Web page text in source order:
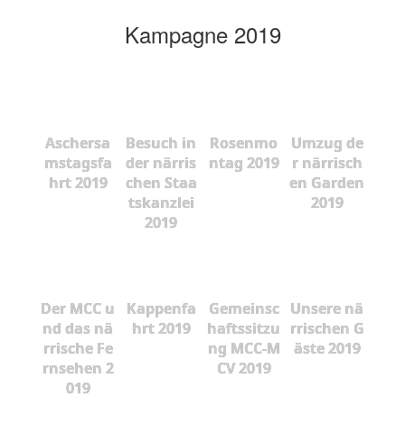
Kampagne 2019
Aschersa
mstagsfa
hrt 2019
Besuch in
der närris
chen Staa
tskanzlei
2019
Rosenmo
ntag 2019
Umzug de
r närrisch
en Garden
2019
Der MCC u
nd das nä
rrische Fe
rnsehen 2
019
Kappenfa
hrt 2019
Gemeinsc
haftssitzu
ng MCC-M
CV 2019
Unsere nä
rrischen G
äste 2019